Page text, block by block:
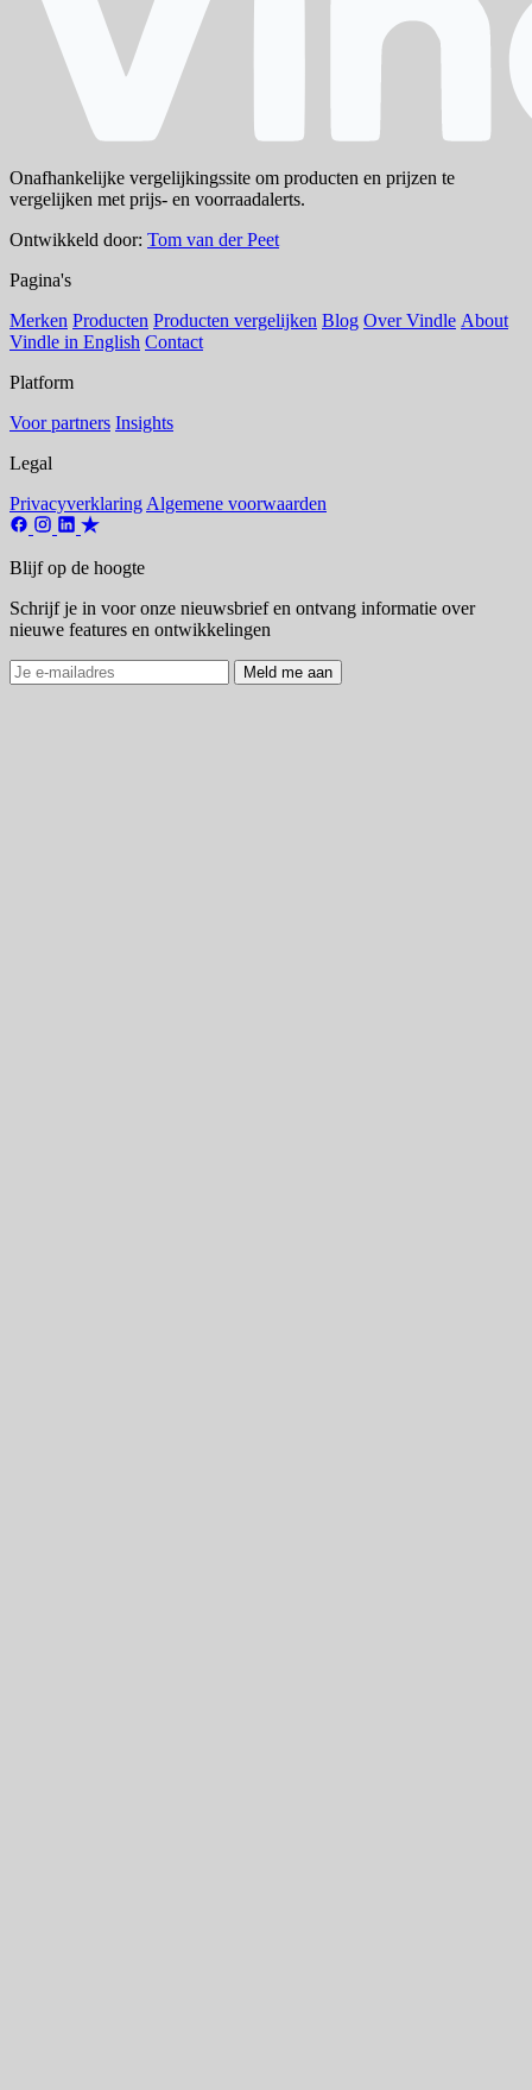
Onafhankelijke vergelijkingssite om producten en prijzen te
vergelijken met prijs- en voorraadalerts.
Ontwikkeld door: Tom van der Peet
Pagina's
Merken Producten Producten vergelijken Blog Over Vindle About
Vindle in English Contact
Platform
Voor partners Insights
Legal
Privacyverklaring Algemene voorwaarden
Blijf op de hoogte
Schrijf je in voor onze nieuwsbrief en ontvang informatie over
nieuwe features en ontwikkelingen
Meld me aan